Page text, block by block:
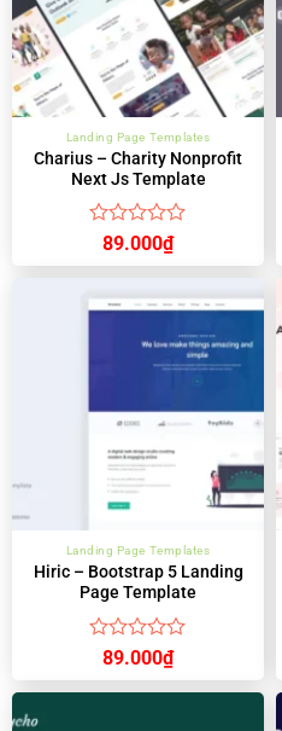
Landing Page Templates
Charius – Charity Nonprofit
Next Js Template
Được
0
5
89.000₫
Landing Page Templates
Hiric – Bootstrap 5 Landing
Page Template
Được
hạng
89.000₫